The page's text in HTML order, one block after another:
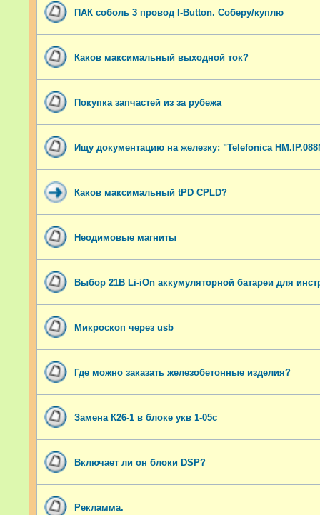
ПАК соболь 3 провод I-Button. Соберу/куплю
Каков максимальный выходной ток?
Покупка запчастей из за рубежа
Ищу документацию на железку: "Telefonica
Каков максимальный tPD CPLD?
Неодимовые магниты
Выбор 21В Li-iOn aккумуляторной батареи для
Микроскоп через usb
Где можно заказать железобетонные изделия?
Замена К26-1 в блоке укв 1-05с
Включает ли он блоки DSP?
Рекламма.